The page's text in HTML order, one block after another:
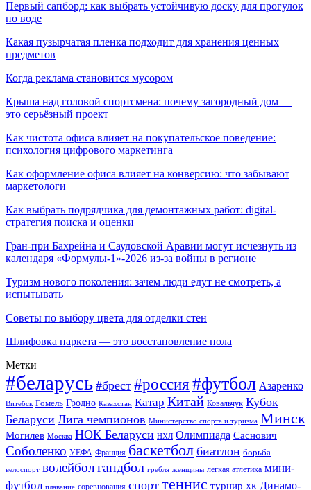
Первый сапборд: как выбрать устойчивую доску для прогулок
по воде
Какая пузырчатая пленка подходит для хранения ценных
предметов
Когда реклама становится мусором
Крыша над головой спортсмена: почему загородный дом —
это серьёзный проект
Как чистота офиса влияет на покупательское поведение:
психология цифрового маркетинга
Как оформление офиса влияет на конверсию: что забывают
маркетологи
Как выбрать подрядчика для демонтажных работ: digital-
стратегия поиска и оценки
Гран-при Бахрейна и Саудовской Аравии могут исчезнуть из
календаря «Формулы-1»-2026 из-за войны в регионе
Туризм нового поколения: зачем люди едут не смотреть, а
испытывать
Советы по выбору цвета для отделки стен
Шлифовка паркета — это восстановление пола
Метки
#беларусь #брест #россия#футбол Азаренко
Витебск Гомель Гродно Казахстан Катар Китай Ковальчук Кубок
Беларуси Лига чемпионов Министерство спорта и туризма Минск
Могилев Москва НОК Беларуси НХЛ Олимпиада Саснович
Соболенко УЕФА Франция баскетбол биатлон борьба
велоспорт волейболгандбол гребля женщины легкая атлетика мини-
футбол плавание соревнования спорт теннис турнир хк Динамо-